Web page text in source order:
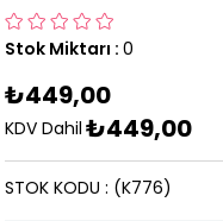
Stok Miktarı : 0
₺449,00
KDV Dahil ₺449,00
(K776)
STOK KODU